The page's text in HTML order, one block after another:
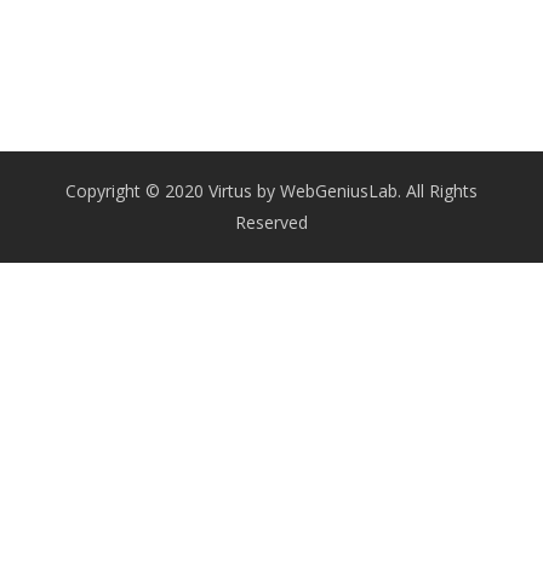
Copyright © 2020 Virtus by WebGeniusLab. All Rights
Reserved